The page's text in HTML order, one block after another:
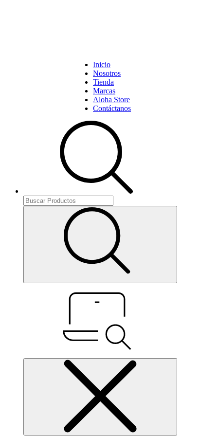
Inicio
Nosotros
Tienda
Marcas
Aloha Store
Contáctanos